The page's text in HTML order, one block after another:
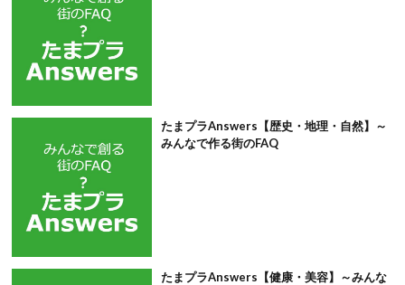
たまプラAnswers【歴史・地理・自然】～
みんなで作る街のFAQ
たまプラAnswers【健康・美容】～みんな